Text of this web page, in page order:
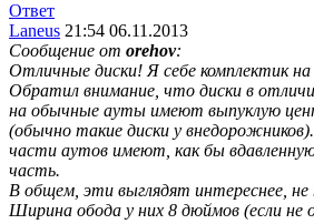
Ответ
Laneus 21:54 06.11.2013
Сообщение от orehov:
Отличные диски! Я себе комплектик на
Обратил внимание, что диски в
на обычные ауты имеют выпуклую
(обычно такие диски у
части аутов имеют, как бы
часть.
В общем, эти выглядят интереснее, не
Ширина обода у них 8 дюймов (если не